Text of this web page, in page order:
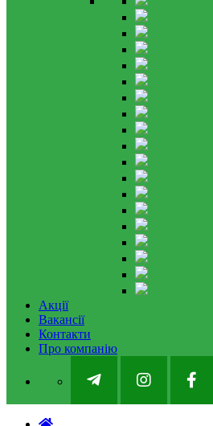
Акції
Вакансії
Контакти
Про компанію